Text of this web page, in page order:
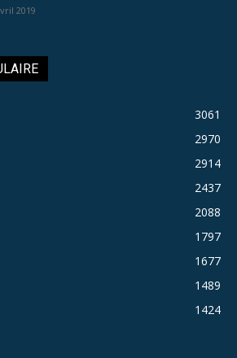
2019
3061
2970
2914
2437
2088
1797
1677
1489
1424